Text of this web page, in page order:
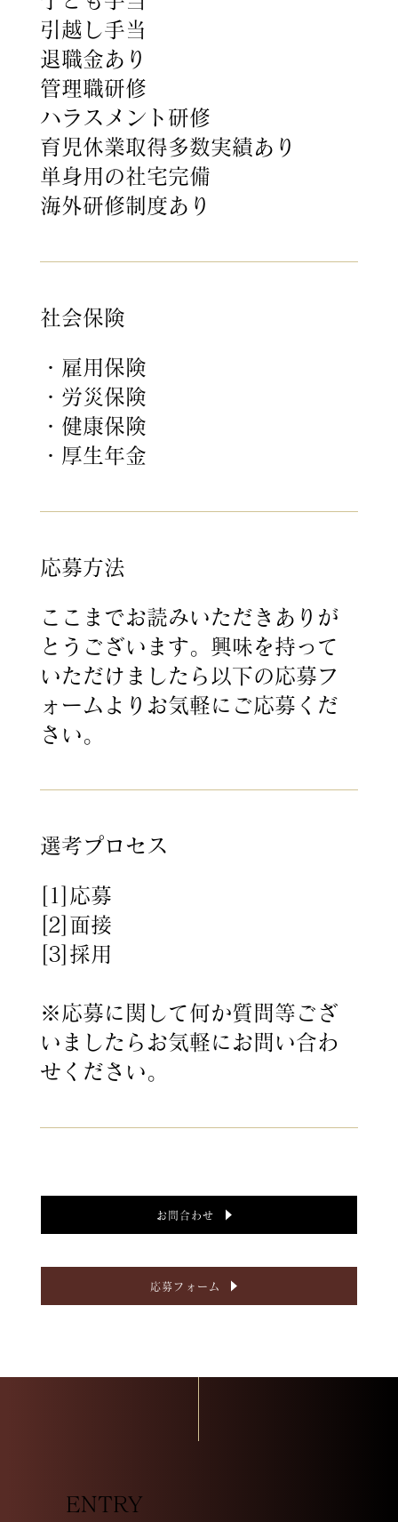
引越し手当
退職金あり
管理職研修
ハラスメント研修
育児休業取得多数実績あり
単身用の社宅完備
海外研修制度あり
社会保険
・雇用保険
・労災保険
・健康保険
・厚生年金
応募方法
ここまでお読みいただきありが
とうございます。興味を持って
いただけましたら以下の応募フ
ォームよりお気軽にご応募くだ
さい。
選考プロセス
[1]応募
[2]面接
[3]採用
※応募に関して何か質問等ござ
いましたらお気軽にお問い合わ
せください。
お問合わせ
応募フォーム
ENTRY